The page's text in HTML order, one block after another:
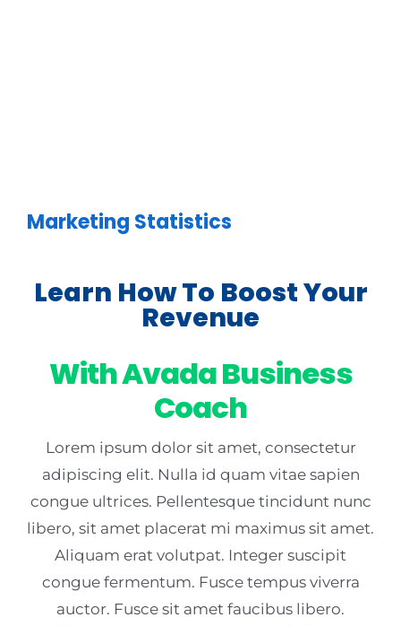
Marketing Statistics
Learn How To Boost Your
Revenue
With Avada Business
Coach
Lorem ipsum dolor sit amet, consectetur
adipiscing elit. Nulla id quam vitae sapien
congue ultrices. Pellentesque tincidunt nunc
libero, sit amet placerat mi maximus sit amet.
Aliquam erat volutpat. Integer suscipit
congue fermentum. Fusce tempus viverra
auctor. Fusce sit amet faucibus libero.